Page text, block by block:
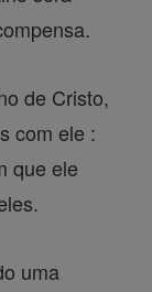
de Cristo,
com ele :
que ele
uma